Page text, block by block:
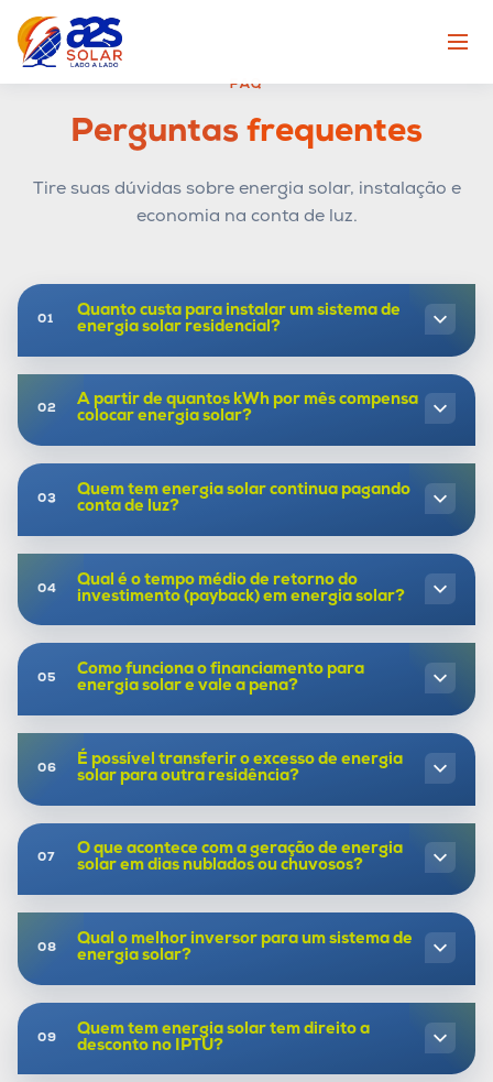
FAQ
Perguntas frequentes
Tire suas dúvidas sobre energia solar, instalação e
economia na conta de luz.
Quanto custa para instalar um sistema de
energia solar residencial?
A partir de quantos kWh por mês compensa
colocar energia solar?
Quem tem energia solar continua pagando
conta de luz?
Qual é o tempo médio de retorno do
investimento (payback) em energia solar?
Como funciona o financiamento para
energia solar e vale a pena?
É possível transferir o excesso de energia
solar para outra residência?
O que acontece com a geração de energia
solar em dias nublados ou chuvosos?
Qual o melhor inversor para um sistema de
energia solar?
Quem tem energia solar tem direito a
desconto no IPTU?